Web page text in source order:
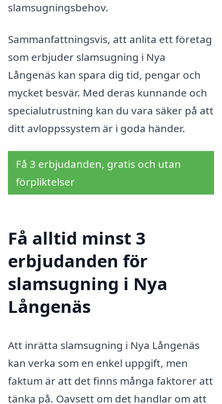
slamsugningsbehov.
Sammanfattningsvis, att anlita ett företag
som erbjuder slamsugning i Nya
Långenäs kan spara dig tid, pengar och
mycket besvär. Med deras kunnande och
specialutrustning kan du vara säker på att
ditt avloppssystem är i goda händer.
Få 3 erbjudanden, gratis och utan
förpliktelser
Få alltid minst 3
erbjudanden för
slamsugning i Nya
Långenäs
Att inrätta slamsugning i Nya Långenäs
kan verka som en enkel uppgift, men
faktum är att det finns många faktorer att
tänka på. Oavsett om det handlar om att